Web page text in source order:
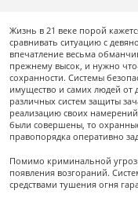
Жизнь в 21 веке порой
сравнивать ситуацию с
впечатление весьма
прежнему высок, и нужно
сохранности. Системы
имущество и самих людей от
различных систем защиты
реализацию своих
были совершены, то
правопорядка оперативно
Помимо криминальной
появления возгораний.
средствами тушения огня